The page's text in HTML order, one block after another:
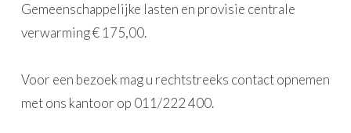
Gemeenschappelijke lasten en provisie centrale
verwarming € 175,00.
Voor een bezoek mag u rechtstreeks contact opnemen
met ons kantoor op 011/222 400.